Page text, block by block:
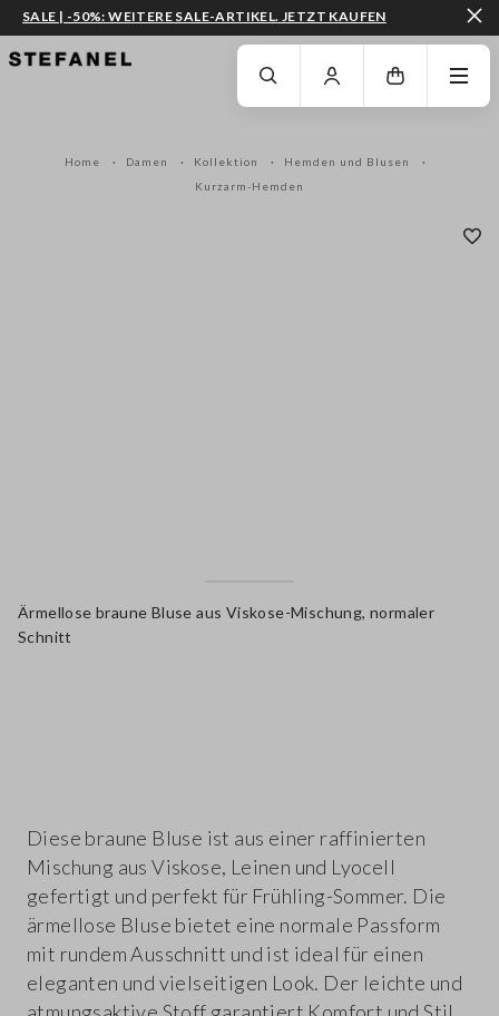
ZUM HAUPTINHALT SPRINGEN GEHEN SIE ZUM ENDE DER SEITE
SALE | -50%: WEITERE SALE-ARTIKEL. JETZT KAUFEN
Home Damen Kollektion
Hemden und Blusen
Kurzarm-Hemden
Ärmellose braune Bluse aus Viskose-Mischung, normaler
Schnitt
Diese braune Bluse ist aus einer raffinierten
Mischung aus Viskose, Leinen und Lyocell
gefertigt und perfekt für Frühling-Sommer. Die
ärmellose Bluse bietet eine normale Passform
mit rundem Ausschnitt und ist ideal für einen
eleganten und vielseitigen Look. Der leichte und